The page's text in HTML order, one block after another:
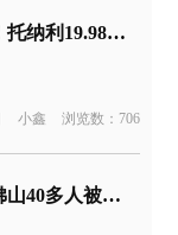
意大利豪车大降价！托纳利19.98万元起售
小鑫 浏览数：706
低价购车需谨慎，佛山40多人被骗700多万